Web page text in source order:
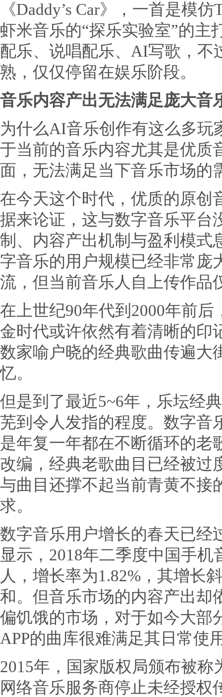
《Daddy’s Car》，一首是模
虾米音乐的“探乐实验室”的主
配乐、说唱配乐、AI写歌，不
熟，仅仅停留在娱乐阶段。
音乐内容产出无法满足庞大音
为什么AI音乐创作有这么多玩
于当前的音乐内容尤其是优质
面，无法满足当下音乐市场的
在今天这个时代，优质的原创
据来论证，这与数字音乐平台
制、内容产出机制与盈利模式
字音乐的用户规模已经非常庞
流，但当前音乐人自上传作品
在上世纪90年代到2000年前
金时代或许依然有着清晰的印
数家喻户晓的经典歌曲传遍大
忆。
但是到了最近5~6年，乐坛经
芜到令人发指的程度。数字音
是年复一年都在不断循环的老
改编，经典老歌曲目已经被过
与曲目还撑不起当前青黄不接
求。
数字音乐用户增长的春天已经
显示，2018年二季度中国手
人，增长率为1.82%，其增长
和。但音乐市场的内容产出却
偏饥饿的市场，对于如今大部
APP的曲库很难满足其日常使
2015年，国家版权局颁布被称
网络音乐服务商停止未经授权